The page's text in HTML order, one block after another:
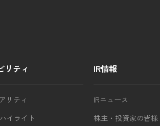
リティ
リティ
イライト
IR情報
IRニュース
株主・投資家の皆様